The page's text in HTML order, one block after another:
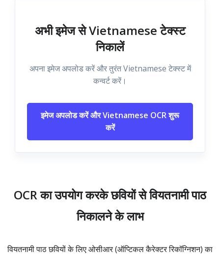
अभी इमेज से Vietnamese टेक्स्ट
निकालें
अपना इमेज अपलोड करें और तुरंत Vietnamese टेक्स्ट में
कन्वर्ट करें।
इमेज अपलोड करें और Vietnamese OCR शुरू
करें
OCR का उपयोग करके छवियों से वियतनामी पाठ
निकालने के लाभ
वियतनामी पाठ छवियों के लिए ओसीआर (ऑप्टिकल कैरेक्टर रिकॉग्निशन) का